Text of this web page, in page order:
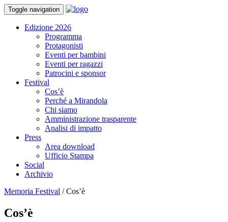
Toggle navigation
Edizione 2026
Programma
Protagonisti
Eventi per bambini
Eventi per ragazzi
Patrocini e sponsor
Festival
Cos’è
Perché a Mirandola
Chi siamo
Amministrazione trasparente
Analisi di impatto
Press
Area download
Ufficio Stampa
Social
Archivio
Memoria Festival /Cos’è
Cos’è